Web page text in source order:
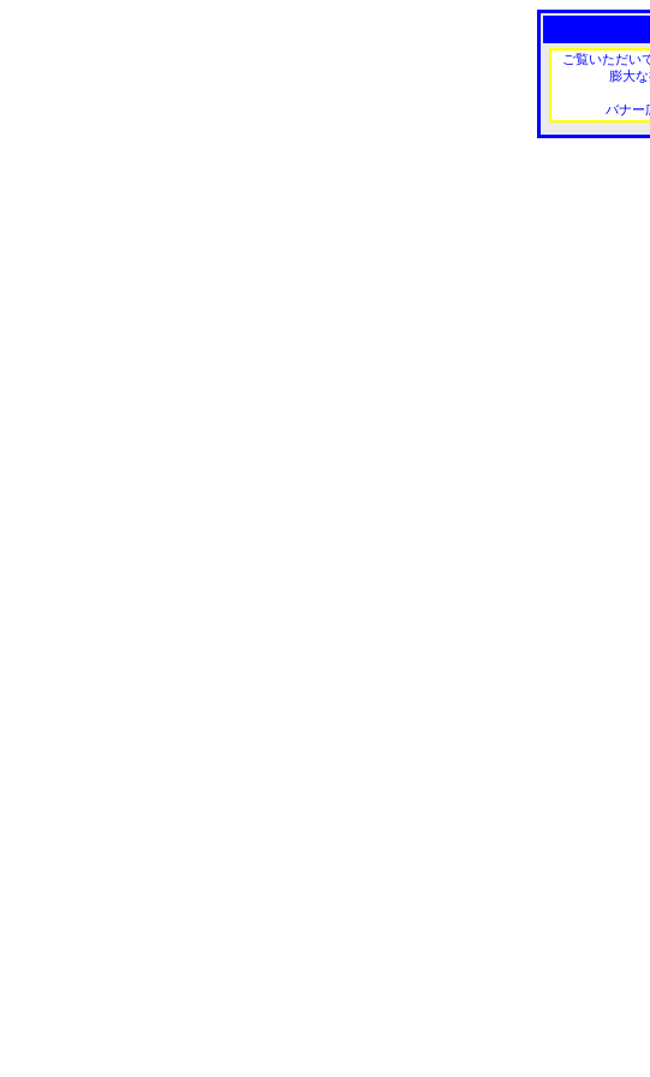
ご覧いただい
膨大
バナー